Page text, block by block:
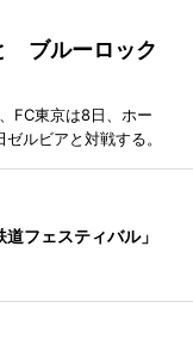
ブルーロック
FC東京は8日、ホー
ルビアと対戦する。
道フェスティバル」